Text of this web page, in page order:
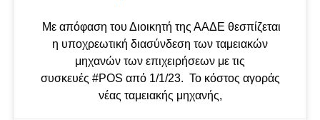
Με απόφαση του Διοικητή της ΑΑΔΕ θεσπίζεται
η υποχρεωτική διασύνδεση των ταμειακών
μηχανών των επιχειρήσεων με τις
συσκευές #POS από 1/1/23. Το κόστος αγοράς
νέας ταμειακής μηχανής,